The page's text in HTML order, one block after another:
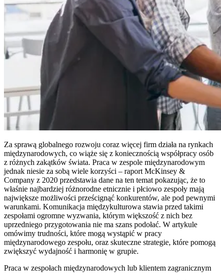
Za sprawą globalnego rozwoju coraz więcej firm działa na rynkach
międzynarodowych, co wiąże się z koniecznością współpracy osób
z różnych zakątków świata. Praca w zespole międzynarodowym
jednak niesie za sobą wiele korzyści – raport McKinsey &
Company z 2020 przedstawia dane na ten temat pokazując, że to
właśnie najbardziej różnorodne etnicznie i płciowo zespoły mają
największe możliwości prześcignąć konkurentów, ale pod pewnymi
warunkami. Komunikacja międzykulturowa stawia przed takimi
zespołami ogromne wyzwania, którym większość z nich bez
uprzedniego przygotowania nie ma szans podołać. W artykule
omówimy trudności, które mogą wystąpić w pracy
międzynarodowego zespołu, oraz skuteczne strategie, które pomogą
zwiększyć wydajność i harmonię w grupie.
Praca w zespołach międzynarodowych lub klientem zagranicznym